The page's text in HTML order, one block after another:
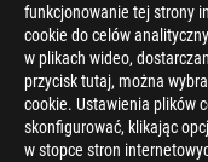
funkcjonowanie tej strony
cookie do celów
w plikach wideo,
przycisk tutaj, można
cookie. Ustawienia plików
skonfigurować, klikając
w stopce stron